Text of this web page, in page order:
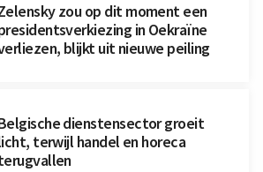
zou op dit moment een
in Oekraïne
blijkt uit nieuwe peiling
dienstensector groeit
terwijl handel en horeca